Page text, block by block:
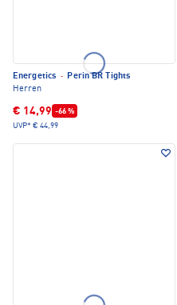
Energetics · Perin BR Tights
Herren
€ 14,99 -66 %
UVP* € 44,99